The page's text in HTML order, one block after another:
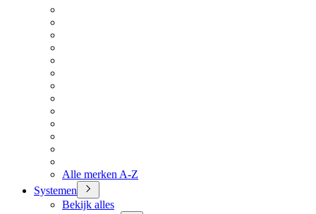
Alle merken A-Z
Systemen
Bekijk alles